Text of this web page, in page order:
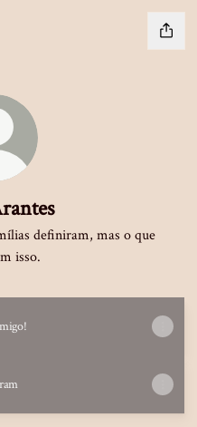
definiram, mas o que
isso.